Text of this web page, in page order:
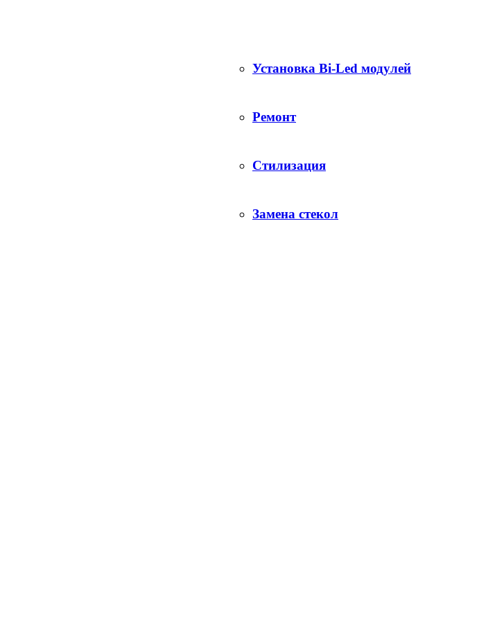
Установка Bi-Led модулей
Ремонт
Стилизация
Замена стекол